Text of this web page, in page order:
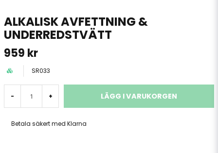
ALKALISK AVFETTNING &
UNDERREDSTVÄTT
959 kr
SR033
- + LÄGG I VARUKORGEN
Betala säkert med Klarna